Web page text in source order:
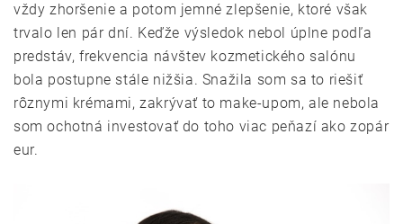
vždy zhoršenie a potom jemné zlepšenie, ktoré však
trvalo len pár dní. Keďže výsledok nebol úplne podľa
predstáv, frekvencia návštev kozmetického salónu
bola postupne stále nižšia. Snažila som sa to riešiť
rôznymi krémami, zakrývať to make-upom, ale nebola
som ochotná investovať do toho viac peňazí ako zopár
eur.